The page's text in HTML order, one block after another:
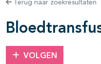
Terug naar zoekresultaten
VOLGEN